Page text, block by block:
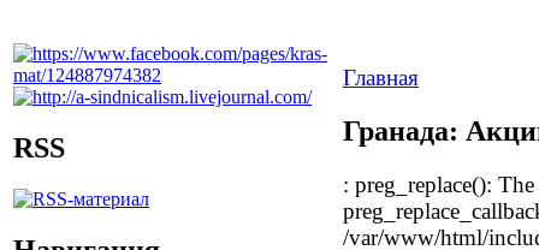
RSS
Главная
Гранада:
: preg_replace():
/var/www/html/